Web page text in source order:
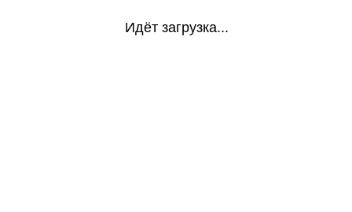
Идёт загрузка...